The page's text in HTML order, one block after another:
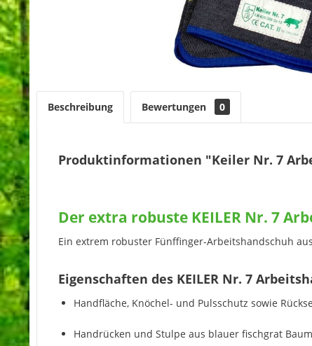
Beschreibung Bewertungen 0
Produktinformationen "Keiler Nr. 7
Der extra robuste KEILER Nr. 7
Ein extrem robuster Fünffinger-Arbeitshandschuh
Eigenschaften des KEILER Nr. 7
Handfläche, Knöchel- und Pulsschutz sowie
Handrücken und Stulpe aus blauer fischgrat